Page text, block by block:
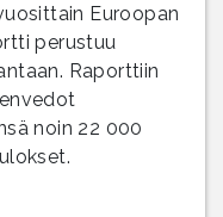
Euroopan
perustuu
Raporttiin
noin 22 000